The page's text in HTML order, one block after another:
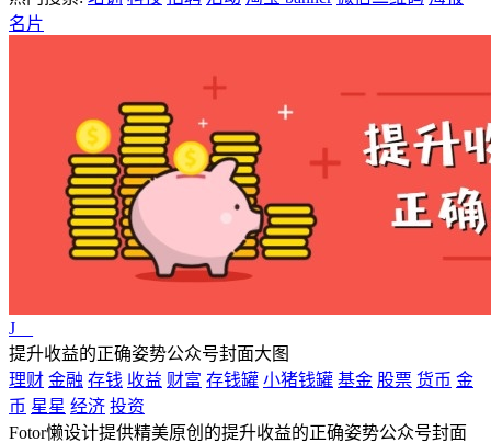
名片
J__
提升收益的正确姿势公众号封面大图
理财 金融 存钱 收益 财富 存钱罐 小猪钱罐 基金 股票 货币 金
币 星星 经济 投资
Fotor懒设计提供精美原创的提升收益的正确姿势公众号封面